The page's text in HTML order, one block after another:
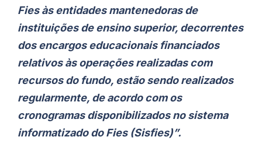
Fies às entidades mantenedoras de
instituições de ensino superior, decorrentes
dos encargos educacionais financiados
relativos às operações realizadas com
recursos do fundo, estão sendo realizados
regularmente, de acordo com os
cronogramas disponibilizados no sistema
informatizado do Fies (Sisfies)”.